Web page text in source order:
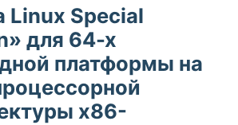
Linux Special
для 64-х
платформы на
x86-